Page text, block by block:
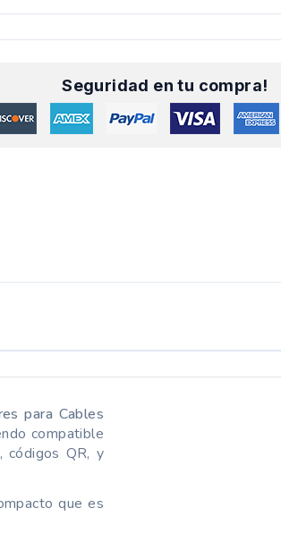
Seguridad en tu compra!
para Cables
compatible
códigos QR, y
que es